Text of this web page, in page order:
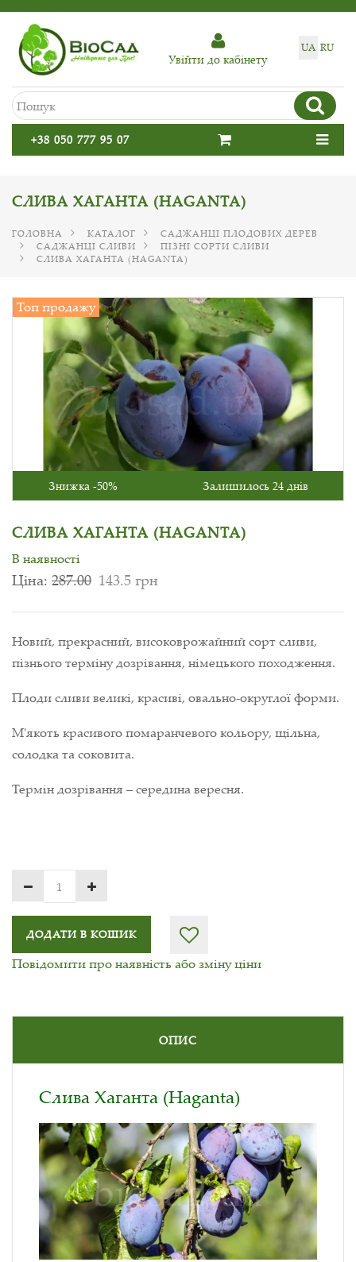
UA RU
Увiйти до кабiнету
+38 050 777 95 07
СЛИВА ХАГАНТА (HAGANTA)
ГОЛОВНА КАТАЛОГ
САДЖАНЦІ ПЛОДОВИХ ДЕРЕВ
САДЖАНЦІ СЛИВИ
ПІЗНІ СОРТИ СЛИВИ
СЛИВА ХАГАНТА (HAGANTA)
Топ продажу
Знижка -50% Залишилось 24 днів
СЛИВА ХАГАНТА (HAGANTA)
В наявності
Ціна: 287.00 143.5 грн
Новий, прекрасний, високоврожайний сорт сливи,
пізнього терміну дозрівання, німецького походження.
Плоди сливи великі, красиві, овально-округлої форми.
М'якоть красивого помаранчевого кольору, щільна,
солодка та соковита.
Термін дозрівання – середина вересня.
ДОДАТИ В КОШИК
Повідомити про наявність або зміну ціни
ОПИС
Слива Хаганта (Haganta)